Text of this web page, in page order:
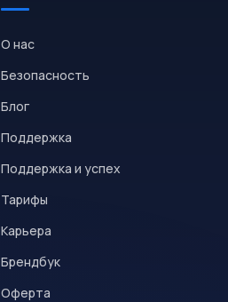
О нас
Безопасность
Блог
Поддержка
Поддержка и успех
Тарифы
Карьера
Брендбук
Оферта